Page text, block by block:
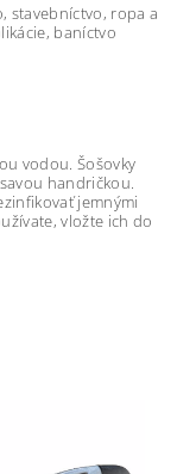
stavebníctvo, ropa a
baníctvo
vodou. Šošovky
handričkou.
jemnými
vložte ich do